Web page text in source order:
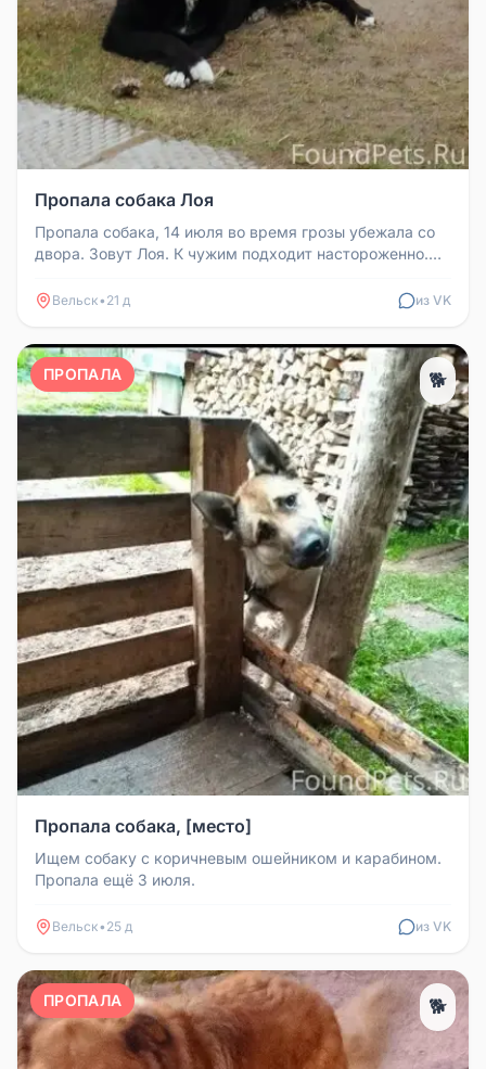
Пропала собака Лоя
Пропала собака, 14 июля во время грозы убежала со
двора. Зовут Лоя. К чужим подходит настороженно.
Вельск• 21 д из VK
ПРОПАЛА 🐕
Пропала собака, [место]
Ищем собаку с коричневым ошейником и карабином.
Пропала ещё 3 июля.
Вельск• 25 д из VK
ПРОПАЛА 🐕